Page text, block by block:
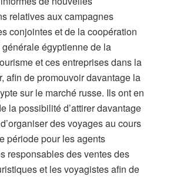
relatives aux campagnes
conjointes et de la coopération
générale égyptienne de la
et ces entreprises dans la
afin de promouvoir davantage la
sur le marché russe. Ils ont en
la possibilité d’attirer davantage
des voyages au cours
période pour les agents
responsables des ventes des
et les voyagistes afin de